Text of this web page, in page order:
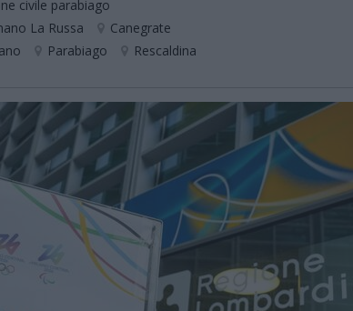
civile parabiago
La Russa
Canegrate
Parabiago
Rescaldina